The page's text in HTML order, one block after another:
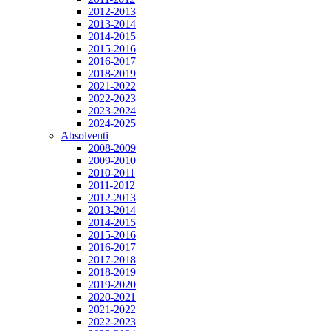
2012-2013
2013-2014
2014-2015
2015-2016
2016-2017
2018-2019
2021-2022
2022-2023
2023-2024
2024-2025
Absolventi
2008-2009
2009-2010
2010-2011
2011-2012
2012-2013
2013-2014
2014-2015
2015-2016
2016-2017
2017-2018
2018-2019
2019-2020
2020-2021
2021-2022
2022-2023